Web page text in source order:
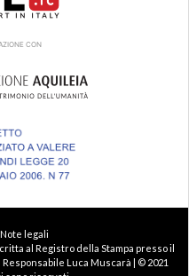
CON
legali
al Registro della Stampa presso il
Luca Muscarà | © 2021